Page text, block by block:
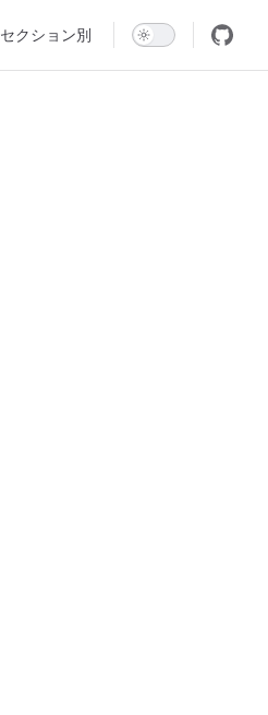
セクション別